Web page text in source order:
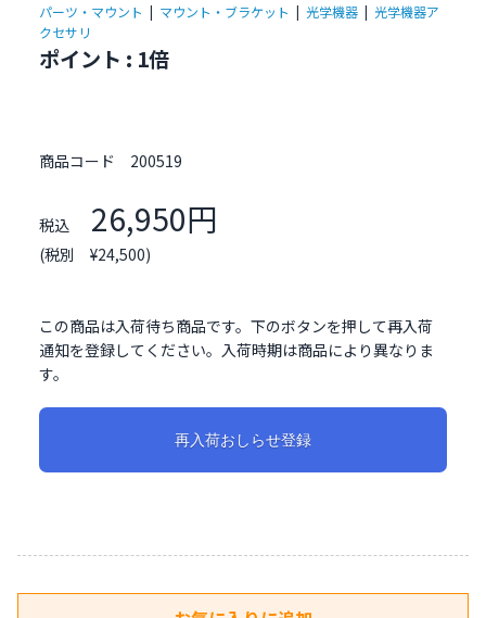
パーツ・マウント | マウント・ブラケット | 光学機器 | 光学機器ア
クセサリ
ポイント : 1倍
商品コード 200519
税込 26,950円
(税別 ¥24,500)
この商品は入荷待ち商品です。下のボタンを押して再入荷
通知を登録してください。入荷時期は商品により異なりま
す。
再入荷おしらせ登録